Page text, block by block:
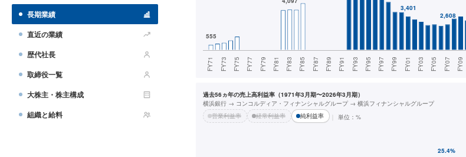
長期業績
直近の業績
歴代社長
取締役一覧
大株主・株主構成
組織と給料
過去56ヵ年の売上高利益率（1971年3月期〜2026年3月期）
横浜銀行 → コンコルディア・フィナンシャルグループ → 横浜フィナンシャルグループ
営業利益率
経常利益率 純利益率 単位：%